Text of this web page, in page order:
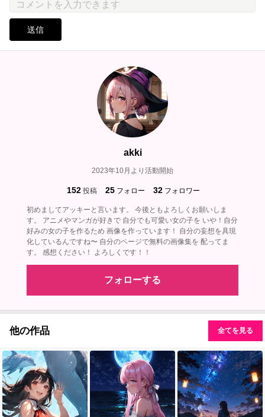
送信
akki
2023年10月より活動開始
152 投稿 25 フォロー 32 フォロワー
初めましてアッキーと言います。 今後ともよろしくお願いしま
す。 アニメやマンガが好きで 自分でも可愛い女の子を いや！自分
好みの女の子を作るため 画像を作っています！ 自分の妄想を具現
化しているんですね〜 自分のページで無料の画像集を 配ってま
す。 感想ください！ よろしくです！！
フォローする
他の作品 全てを見る